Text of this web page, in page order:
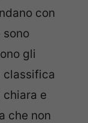
con
sono
gli
classifica
chiara e
che non